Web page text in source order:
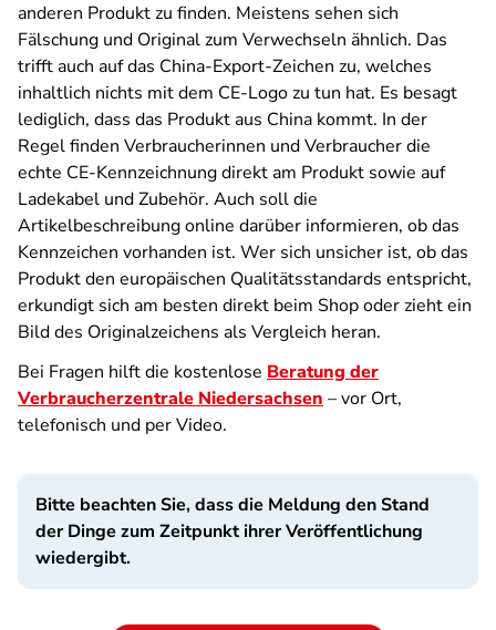
anderen Produkt zu finden. Meistens sehen sich
Fälschung und Original zum Verwechseln ähnlich. Das
trifft auch auf das China-Export-Zeichen zu, welches
inhaltlich nichts mit dem CE-Logo zu tun hat. Es besagt
lediglich, dass das Produkt aus China kommt. In der
Regel finden Verbraucherinnen und Verbraucher die
echte CE-Kennzeichnung direkt am Produkt sowie auf
Ladekabel und Zubehör. Auch soll die
Artikelbeschreibung online darüber informieren, ob das
Kennzeichen vorhanden ist. Wer sich unsicher ist, ob das
Produkt den europäischen Qualitätsstandards entspricht,
erkundigt sich am besten direkt beim Shop oder zieht ein
Bild des Originalzeichens als Vergleich heran.
Bei Fragen hilft die kostenlose Beratung der
Verbraucherzentrale Niedersachsen – vor Ort,
telefonisch und per Video.
Bitte beachten Sie, dass die Meldung den Stand
der Dinge zum Zeitpunkt ihrer Veröffentlichung
wiedergibt.